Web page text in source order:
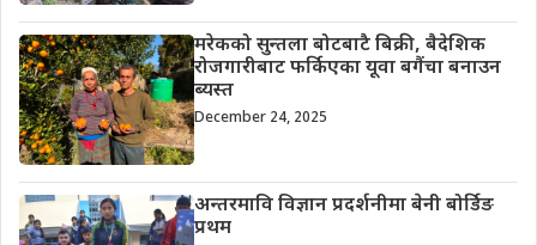
मरेकको सुन्तला बोटबाटै बिक्री, बैदेशिक
रोजगारीबाट फर्किएका यूवा बगैंचा बनाउन
ब्यस्त
December 24, 2025
अन्तरमावि विज्ञान प्रदर्शनीमा बेनी बोर्डिङ
प्रथम